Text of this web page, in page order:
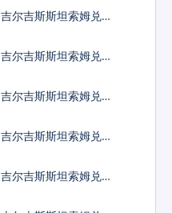
吉尔吉斯斯坦索姆兑新
吉尔吉斯斯坦索姆兑津
吉尔吉斯斯坦索姆兑阿
吉尔吉斯斯坦索姆兑亚
吉尔吉斯斯坦索姆兑阿